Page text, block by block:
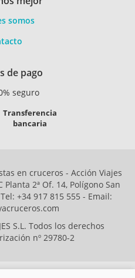
somos
de pago
seguro
Transferencia
bancaria
en cruceros - Acción Viajes
Planta 2ª Of. 14, Polígono San
+34 917 815 555 - Email:
S.L. Todos los derechos
nº 29780-2